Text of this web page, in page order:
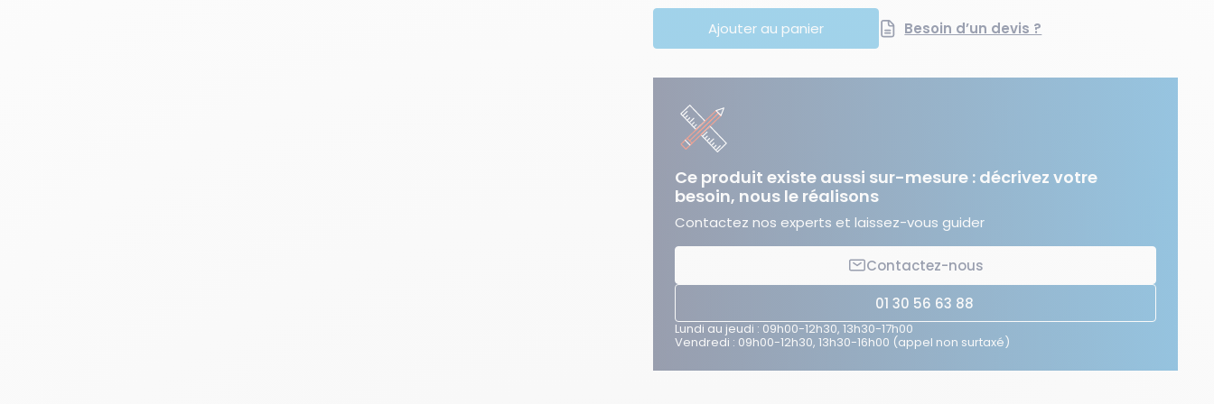
Ajouter au panier Besoin d’un devis ?
Ce produit existe aussi sur-mesure : décrivez votre
besoin, nous le réalisons
Contactez nos experts et laissez-vous guider
Contactez-nous
01 30 56 63 88
Lundi au jeudi : 09h00-12h30, 13h30-17h00
Vendredi : 09h00-12h30, 13h30-16h00 (appel non surtaxé)